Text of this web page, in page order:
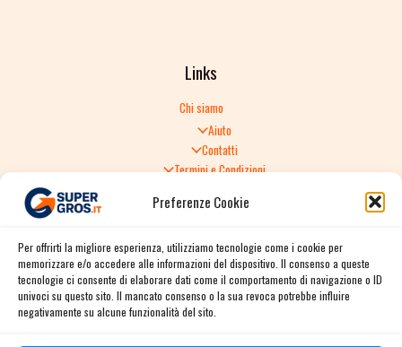
Preferenze Cookie
Per offrirti la migliore esperienza, utilizziamo tecnologie come i cookie per
memorizzare e/o accedere alle informazioni del dispositivo. Il consenso a queste
tecnologie ci consente di elaborare dati come il comportamento di navigazione o ID
univoci su questo sito. Il mancato consenso o la sua revoca potrebbe influire
negativamente su alcune funzionalità del sito.
Links
Chi siamo
Aiuto
Contatti
Termini e Condizioni
Politica di Reso
Spedizione e consegna
Informativa sulla Privacy
Cookie Policy